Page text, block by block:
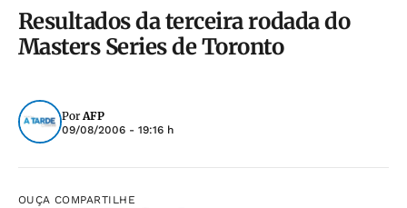
Resultados da terceira rodada do
Masters Series de Toronto
PorAFP
09/08/2006 - 19:16 h
OUÇA COMPARTILHE